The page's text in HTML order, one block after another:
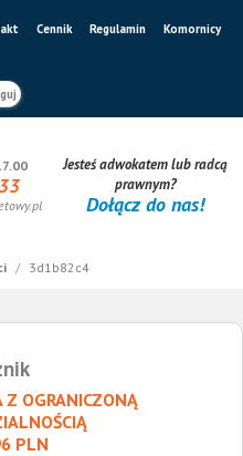
Cennik Regulamin Komornicy
Jesteś adwokatem lub radcą
prawnym?
Dołącz do nas!
/ 3d1b82c4
OGRANICZONĄ
PLN